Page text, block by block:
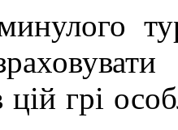
цій грі